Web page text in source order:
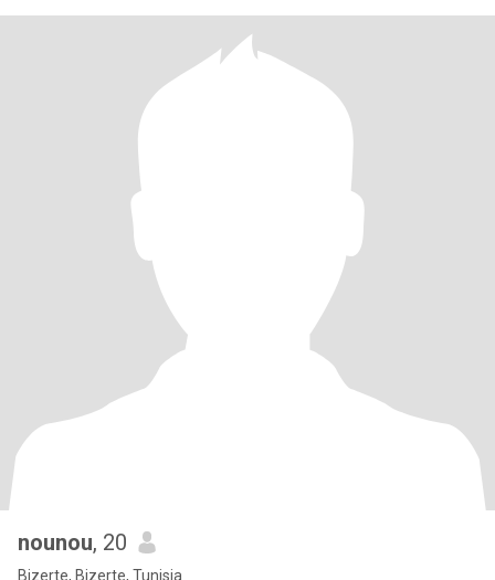
nounou, 20
Bizerte, Bizerte, Tunisia